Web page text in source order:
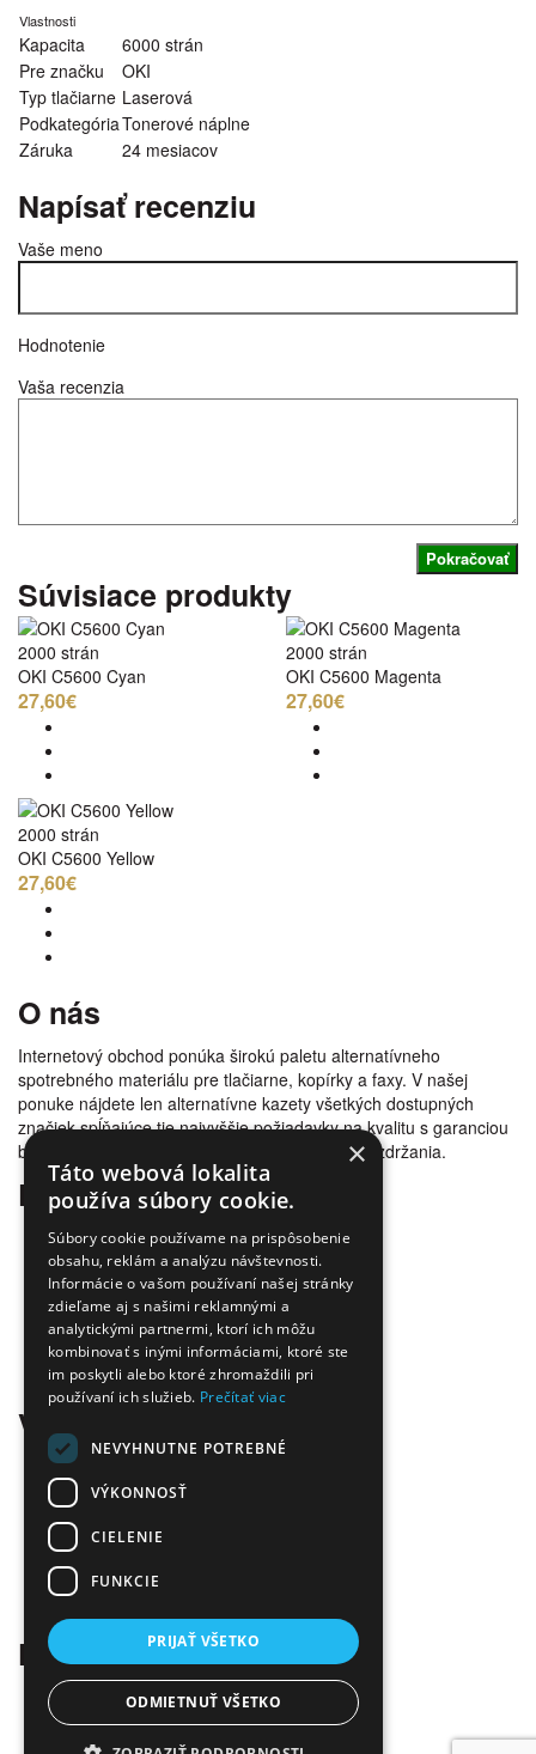
Vlastnosti
Kapacita
6000 strán
Pre značku
OKI
Typ tlačiarne Laserová
PodkategóriaTonerové náplne
Záruka
24 mesiacov
Napísať recenziu
Vaše meno
Hodnotenie
Vaša recenzia
Pokračovať
Súvisiace produkty
2000 strán
OKI C5600 Cyan
27,60€
2000 strán
OKI C5600 Magenta
27,60€
2000 strán
OKI C5600 Yellow
27,60€
O nás
Internetový obchod ponúka širokú paletu alternatívneho
spotrebného materiálu pre tlačiarne, kopírky a faxy. V našej
ponuke nájdete len alternatívne kazety všetkých dostupných
značiek spĺňajúce tie najvyššie požiadavky na kvalitu s garanciou
bezproblémovosti tlače. Tovar doručujeme bez zdržania.
Prečo nakúpiť u nás
Úspora nákladov
Overená kvalita
Doprava zadarmo
Tovar skladom
Ekologická likvidácia tonerov
Množstvo spôsobov platby a dopravy
Ekológia
Všetko o nákupe
Kontaktné informácie
Platba a dodanie
Obchodné podmienky
Ekologická likvidácia tonerov
Záručné a reklamačné podmienky
Ochrana osobných údajov
Kontakt
Infolinka:0904 500 240
E-mail:info@tonerovo.sk
Facebook:Tonerovo.sk
×
Táto webová lokalita
používa súbory cookie.
Súbory cookie používame na prispôsobenie
obsahu, reklám a analýzu návštevnosti.
Informácie o vašom používaní našej stránky
zdieľame aj s našimi reklamnými a
analytickými partnermi, ktorí ich môžu
kombinovať s inými informáciami, ktoré ste
im poskytli alebo ktoré zhromaždili pri
používaní ich služieb. Prečítať viac
NEVYHNUTNE POTREBNÉ
VÝKONNOSŤ
CIELENIE
FUNKCIE
PRIJAŤ VŠETKO
ODMIETNUŤ VŠETKO